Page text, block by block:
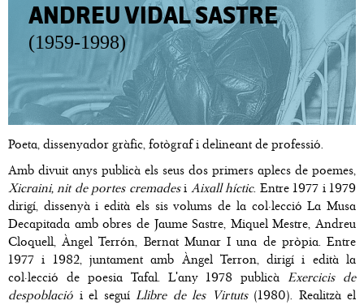
ANDREU VIDAL SASTRE
(1959-1998)
Poeta, dissenyador gràfic, fotògraf i delineant de professió.
Amb divuit anys publicà els seus dos primers aplecs de poemes,
Xicraini, nit de portes cremadesi Aixall híctic. Entre 1977 i 1979
dirigí, dissenyà i edità els sis volums de la col·lecció La Musa
Decapitada amb obres de Jaume Sastre, Miquel Mestre, Andreu
Cloquell, Àngel Terrón, Bernat Munar I una de pròpia. Entre
1977 i 1982, juntament amb Àngel Terron, dirigí i edità la
col·lecció de poesia Tafal. L'any 1978 publicàExercicis de
despoblació i el seguí Llibre de les Virtuts (1980). Realitzà el